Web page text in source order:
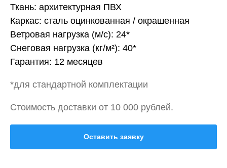
Ткань: архитектурная ПВХ
Каркас: сталь оцинкованная / окрашенная
Ветровая нагрузка (м/с): 24*
Снеговая нагрузка (кг/м²): 40*
Гарантия: 12 месяцев
*для стандартной комплектации
Стоимость доставки от 10 000 рублей.
Оставить заявку